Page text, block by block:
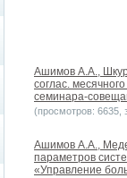
Ашимов А.А.,
соглас.
семинара-
(просмотров: 6635,
Ашимов А.А.,
параметров
«Управление